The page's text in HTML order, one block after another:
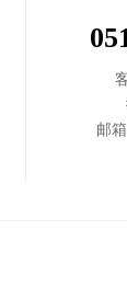
邮箱